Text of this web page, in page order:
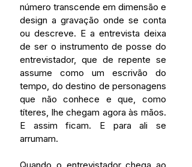
número transcende em dimensão e
design a gravação onde se conta
ou descreve. E a entrevista deixa
de ser o instrumento de posse do
entrevistador, que de repente se
assume como um escrivão do
tempo, do destino de personagens
que não conhece e que, como
títeres, lhe chegam agora às mãos.
E assim ficam. E para ali se
arrumam.
Quando o entrevistador chega ao